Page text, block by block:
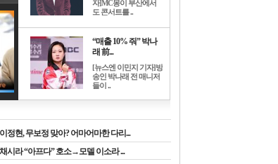
자]MC몽이 부산에서
도 콘서트를 ..
“매출 10% 줘” 박나
래 前...
[뉴스엔 이민지 기자]방
송인 박나래 전 매니저
들이 ..
이정현, 무보정 맞아? 어마어마한 다리...
채시라 “아프다” 호소→모델 이소라 ...